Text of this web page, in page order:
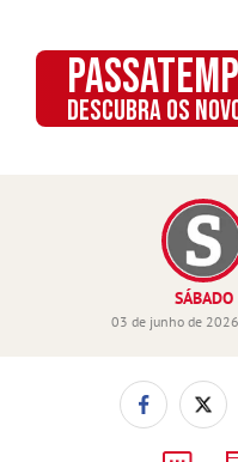
DESCUBRA OS
SÁBADO
03 de junho de